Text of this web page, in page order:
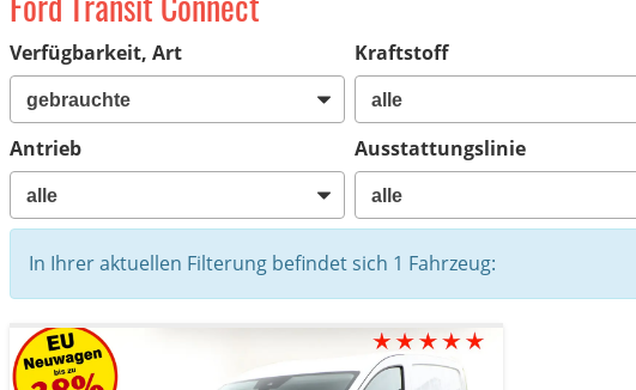
Verfügbarkeit, Art Kraftstoff
Antrieb Ausstattungslinie
In Ihrer aktuellen Filterung befindet sich 1 Fahrzeug: